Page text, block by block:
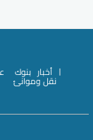
أخبار بنوك
نقل وموانئ